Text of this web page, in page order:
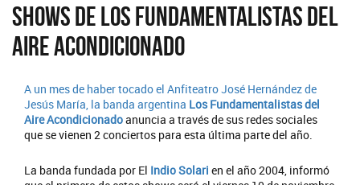
Shows de Los Fundamentalistas del
Aire Acondicionado
A un mes de haber tocado el Anfiteatro José Hernández de
Jesús María, la banda argentina Los Fundamentalistas del
Aire Acondicionadoanuncia a través de sus redes sociales
que se vienen 2 conciertos para esta última parte del año.
La banda fundada por El Indio Solari en el año 2004, informó